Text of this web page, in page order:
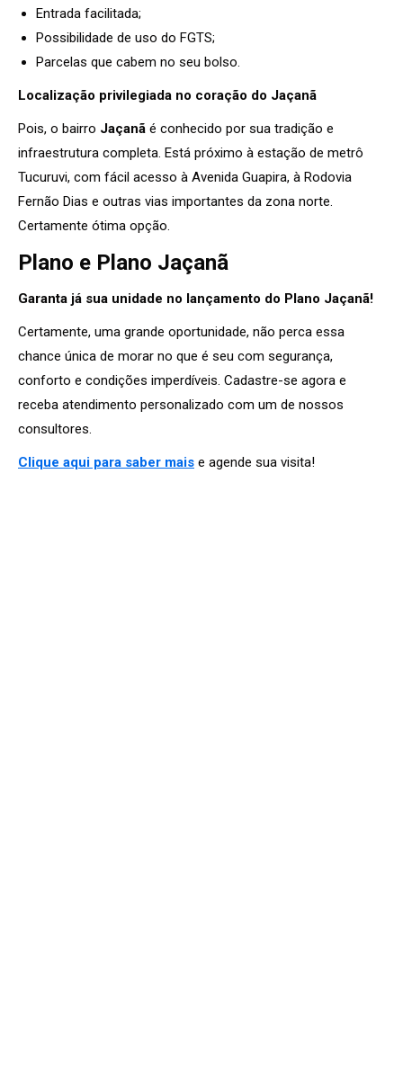
Entrada facilitada;
Possibilidade de uso do FGTS;
Parcelas que cabem no seu bolso.
Localização privilegiada no coração do Jaçanã
Pois, o bairro Jaçanã é conhecido por sua tradição e
infraestrutura completa. Está próximo à estação de metrô
Tucuruvi, com fácil acesso à Avenida Guapira, à Rodovia
Fernão Dias e outras vias importantes da zona norte.
Certamente ótima opção.
Plano e Plano Jaçanã
Garanta já sua unidade no lançamento do Plano Jaçanã!
Certamente, uma grande oportunidade, não perca essa
chance única de morar no que é seu com segurança,
conforto e condições imperdíveis. Cadastre-se agora e
receba atendimento personalizado com um de nossos
consultores.
Clique aqui para saber mais e agende sua visita!